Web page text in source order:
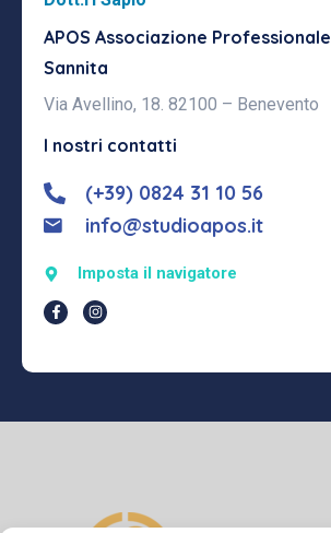
APOS Associazione Professionale
Sannita
Via Avellino, 18. 82100 – Benevento
I nostri contatti
(+39) 0824 31 10 56
info@studioapos.it
Imposta il navigatore